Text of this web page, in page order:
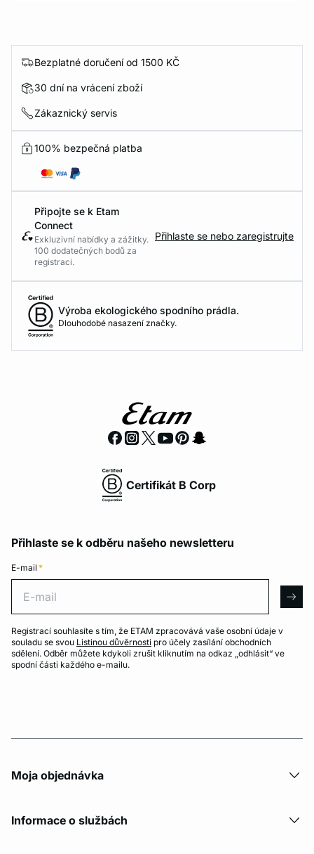
Bezplatné doručení od 1500 KČ
30 dní na vrácení zboží
Zákaznický servis
100% bezpečná platba
Připojte se k Etam
Connect
Exkluzivní nabídky a zážitky.
100 dodatečných bodů za
registraci.
Přihlaste se nebo zaregistrujte
Výroba ekologického spodního prádla.
Dlouhodobé nasazení značky.
Certifikát B Corp
Přihlaste se k odběru našeho newsletteru
E-mail *
Registrací souhlasíte s tím, že ETAM zpracovává vaše osobní údaje v
souladu se svou Listinou důvěrnosti pro účely zasílání obchodních
sdělení. Odběr můžete kdykoli zrušit kliknutím na odkaz „odhlásit“ ve
spodní části každého e-mailu.
Moja objednávka
Informace o službách